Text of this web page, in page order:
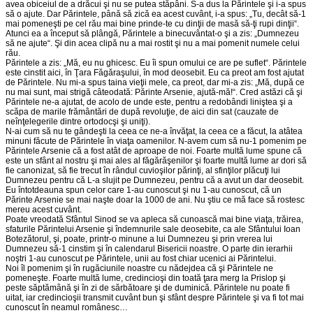
avea obiceiul de a drăcui şi nu se putea stăpâni. S-a dus la Părintele şi i-a spus
să o ajute. Dar Părintele, până să zică ea acest cuvânt, i-a spus: „Tu, decât să-1
mai pomeneşti pe cel rău mai bine prinde-te cu dinţii de masă să-ţi rupi dinţii“.
Atunci ea a început să plângă, Părintele a binecuvântat-o şi a zis: „Dumnezeu
să ne ajute“. Şi din acea clipă nu a mai rostit şi nu a mai pomenit numele celui
rău.
Părintele a zis: „Mă, eu nu ghicesc. Eu îi spun omului ce are pe suflet“. Părintele
este cinstit aici, în Ţara Făgăraşului, în mod deosebit. Eu ca preot am fost ajutat
de Părintele. Nu mi-a spus taina vieţii mele, ca preot, dar mi-a zis: „Mă, după ce
nu mai sunt, mai strigă câteodată: Părinte Arsenie, ajută-mă!“. Cred astăzi că şi
Părintele ne-a ajutat, de acolo de unde este, pentru a redobândi liniştea şi a
scăpa de marile frământări de după revoluţie, de aici din sat (cauzate de
neînţelegerile dintre ortodocşi şi uniţi).
N-ai cum să nu te gândeşti la ceea ce ne-a învăţat, la ceea ce a făcut, la atâtea
minuni făcute de Părintele în viaţa oamenilor. N-avem cum să nu-1 pomenim pe
Părintele Arsenie că a fost atât de aproape de noi. Foarte multă lume spune că
este un sfânt al nostru şi mai ales al făgărăşenilor şi foarte multă lume ar dori să
fie canonizat, să fie trecut în rândul cuvioşilor părinţi, al sfinţilor plăcuţi lui
Dumnezeu pentru că L-a slujit pe Dumnezeu, pentru că a avut un dar deosebit.
Eu întotdeauna spun celor care 1-au cunoscut şi nu 1-au cunoscut, că un
Părinte Arsenie se mai naşte doar la 1000 de ani. Nu ştiu ce mă face să rostesc
mereu acest cuvânt.
Poate vreodată Sfântul Sinod se va apleca să cunoască mai bine viaţa, trăirea,
sfaturile Părintelui Arsenie şi îndemnurile sale deosebite, ca ale Sfântului Ioan
Botezătorul, şi, poate, printr-o minune a lui Dumnezeu şi prin vrerea lui
Dumnezeu să-1 cinstim şi în calendarul Bisericii noastre. O parte din ierarhii
noştri 1-au cunoscut pe Părintele, unii au fost chiar ucenici ai Părintelui.
Noi îl pomenim şi în rugăciunile noastre cu nădejdea că şi Părintele ne
pomeneşte. Foarte multă lume, credincioşi din toată ţara merg la Prislop şi
peste săptămână şi în zi de sărbătoare şi de duminică. Părintele nu poate fi
uitat, iar credincioşii transmit cuvânt bun şi sfânt despre Părintele şi va fi tot mai
cunoscut în neamul românesc…